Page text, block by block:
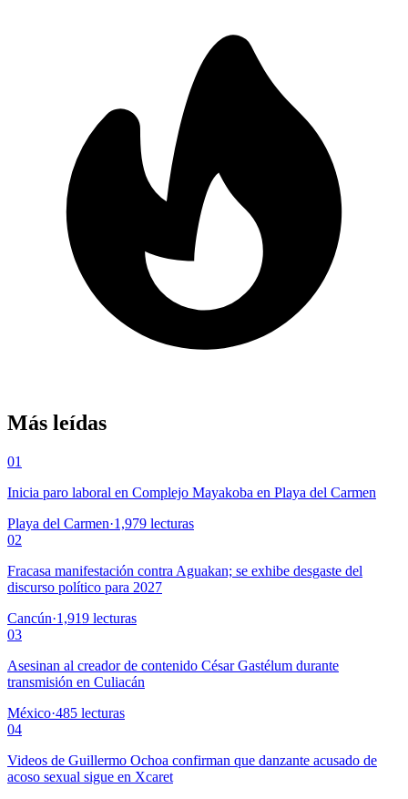
Más leídas
01
Inicia paro laboral en Complejo Mayakoba en Playa del Carmen
Playa del Carmen·1,979 lecturas
02
Fracasa manifestación contra Aguakan; se exhibe desgaste del
discurso político para 2027
Cancún·1,919 lecturas
03
Asesinan al creador de contenido César Gastélum durante
transmisión en Culiacán
México·485 lecturas
04
Videos de Guillermo Ochoa confirman que danzante acusado de
acoso sexual sigue en Xcaret